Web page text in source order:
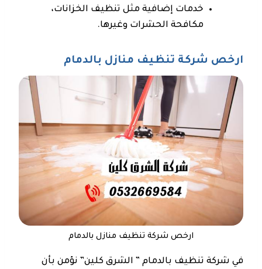
خدمات إضافية مثل تنظيف الخزانات،
مكافحة الحشرات وغيرها.
ارخص شركة تنظيف منازل بالدمام
ارخص شركة تنظيف منازل بالدمام
في شركة تنظيف بالدمام ” الشرق كلين” نؤمن بأن